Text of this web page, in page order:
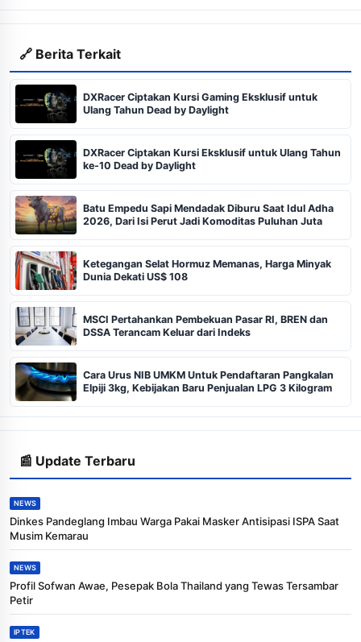
🔗 Berita Terkait
DXRacer Ciptakan Kursi Gaming Eksklusif untuk
Ulang Tahun Dead by Daylight
DXRacer Ciptakan Kursi Eksklusif untuk Ulang Tahun
ke-10 Dead by Daylight
Batu Empedu Sapi Mendadak Diburu Saat Idul Adha
2026, Dari Isi Perut Jadi Komoditas Puluhan Juta
Ketegangan Selat Hormuz Memanas, Harga Minyak
Dunia Dekati US$ 108
MSCI Pertahankan Pembekuan Pasar RI, BREN dan
DSSA Terancam Keluar dari Indeks
Cara Urus NIB UMKM Untuk Pendaftaran Pangkalan
Elpiji 3kg, Kebijakan Baru Penjualan LPG 3 Kilogram
📰 Update Terbaru
NEWS
Dinkes Pandeglang Imbau Warga Pakai Masker Antisipasi ISPA Saat
Musim Kemarau
NEWS
Profil Sofwan Awae, Pesepak Bola Thailand yang Tewas Tersambar
Petir
IPTEK